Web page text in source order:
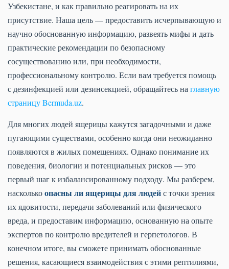
Узбекистане, и как правильно реагировать на их
присутствие. Наша цель — предоставить исчерпывающую и
научно обоснованную информацию, развеять мифы и дать
практические рекомендации по безопасному
сосуществованию или, при необходимости,
профессиональному контролю. Если вам требуется помощь
с дезинфекцией или дезинсекцией, обращайтесь наглавную
страницу Bermuda.uz.
Для многих людей ящерицы кажутся загадочными и даже
пугающими существами, особенно когда они неожиданно
появляются в жилых помещениях. Однако понимание их
поведения, биологии и потенциальных рисков — это
первый шаг к избалансированному подходу. Мы разберем,
насколькоопасны ли ящерицы для людейс точки зрения
их ядовитости, передачи заболеваний или физического
вреда, и предоставим информацию, основанную на опыте
экспертов по контролю вредителей и герпетологов. В
конечном итоге, вы сможете принимать обоснованные
решения, касающиеся взаимодействия с этими рептилиями,